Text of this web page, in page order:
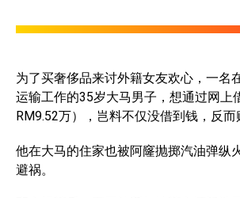
为了买奢侈品来讨外籍女友欢心，一名
运输工作的35岁大马男子，想通过网上
RM9.52万），岂料不仅没借到钱，反而
他在大马的住家也被阿窿抛掷汽油弹纵
避祸。